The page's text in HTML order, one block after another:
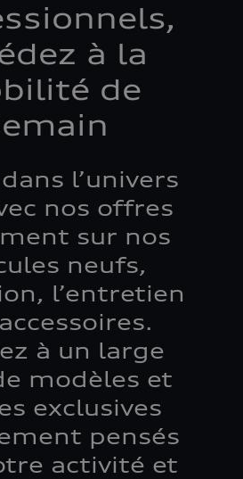
à la
de
l’univers
nos offres
sur nos
neufs,
l’entretien
à un large
modèles et
exclusives
pensés
activité et